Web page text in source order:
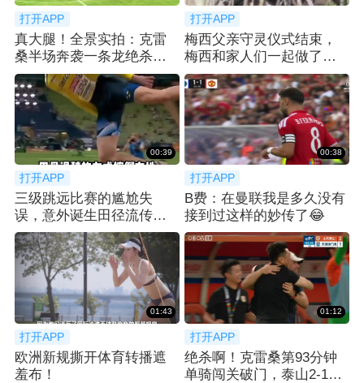
打开APP
真大腿！全景实拍：克雷
桑半场奔袭一条龙绝杀，
瞬间引爆济南奥体
打开APP
梅西父亲守灵仪式结束，
梅西和家人们一起做了最
后的告别
00:39
打开APP
三级跳远比赛的尴尬失
误，意外诞生田径流传许
久的搞笑传奇瞬间
00:38
打开APP
B费：在曼联我是多久没有
接到过这样的妙传了😂
01:43
打开APP
欧洲新规撕开体育转播遮
羞布！
01:12
打开APP
绝杀啊！克雷桑第93分钟
单骑闯关破门，泰山2-1津